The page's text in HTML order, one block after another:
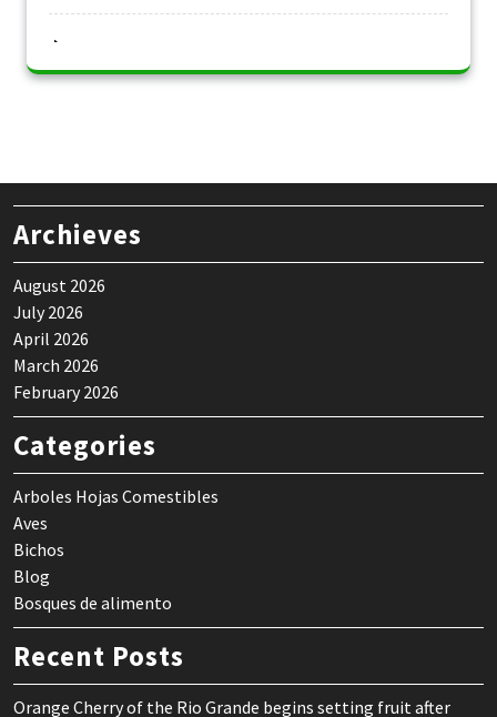
Archieves
August 2026
July 2026
April 2026
March 2026
February 2026
Categories
Arboles Hojas Comestibles
Aves
Bichos
Blog
Bosques de alimento
Recent Posts
Orange Cherry of the Rio Grande begins setting fruit after